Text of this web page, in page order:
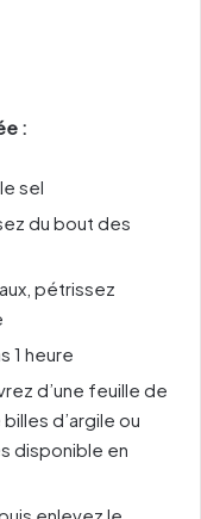
:
sel
du bout des
pétrissez
1 heure
d’une feuille de
d’argile ou
disponible en
enlevez le